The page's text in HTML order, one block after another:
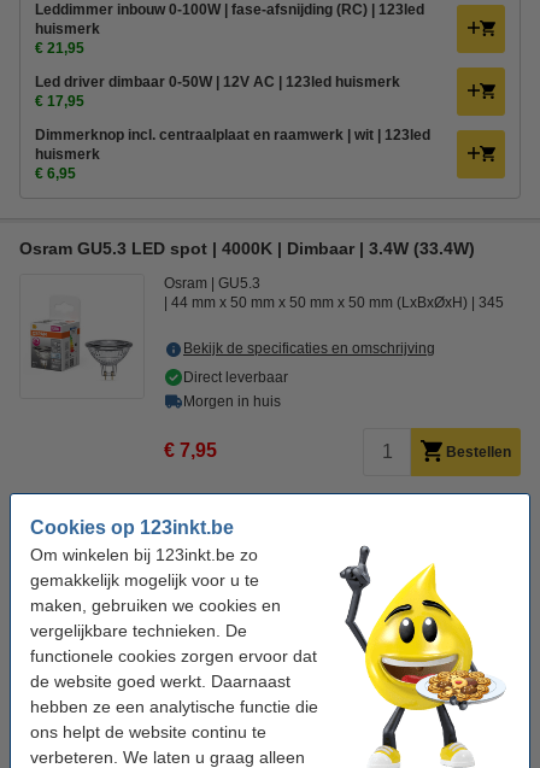
Cookies op 123inkt.be
Om winkelen bij 123inkt.be zo
gemakkelijk mogelijk voor u te
maken, gebruiken we cookies en
vergelijkbare technieken. De
functionele cookies zorgen ervoor dat
de website goed werkt. Daarnaast
hebben ze een analytische functie die
ons helpt de website continu te
verbeteren. We laten u graag alleen
Leddimmer inbouw 0-100W | fase-afsnijding (RC) | 123led
huismerk
€ 21,95
Led driver dimbaar 0-50W | 12V AC | 123led huismerk
€ 17,95
Dimmerknop incl. centraalplaat en raamwerk | wit | 123led
huismerk
€ 6,95
Osram GU5.3 LED spot | 4000K | Dimbaar | 3.4W (33.4W)
Osram
GU5.3
44 mm x 50 mm x 50 mm x 50 mm (LxBxØxH)
345
Bekijk de specificaties en omschrijving
Direct leverbaar
Morgen in huis
€ 7,95 Bestellen
Aanbieding: 6x Osram GU5.3 LED spot | 4000K | Dimbaar |
3.4W (33.4W)
€ 46,50
Tip: meebestellen
Leddimmer inbouw 0-100W | fase-afsnijding (RC) | 123led
huismerk
€ 21,95
Led driver dimbaar 0-50W | 12V AC | 123led huismerk
€ 17,95